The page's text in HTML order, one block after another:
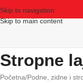
Skip to navigation
Skip to main content
Stropne
Početna/Podne, zidne i